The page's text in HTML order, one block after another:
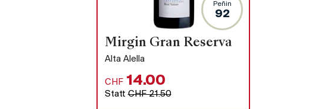
Peñin
92
Mirgin Gran Reserva
Alta Alella
CHF 14.00
StattCHF 21.50